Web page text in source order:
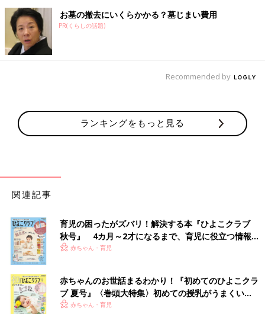
お墓の撤去にいくらかかる？墓じまい費用
PR(くらしの話題)
Recommended by
ランキングをもっと見る
関連記事
育児の困ったがズバリ！解決する本『ひよこクラブ
秋号』 4カ月～2才になるまで、育児に役立つ情報が
いっぱい！
赤ちゃん・育児
赤ちゃんのお世話まるわかり！『初めてのひよこクラ
ブ 夏号』〈巻頭大特集〉初めての授乳がうまくい
く！ おっぱい・ミルクの基本と夏のトラブル 解決テ
赤ちゃん・育児